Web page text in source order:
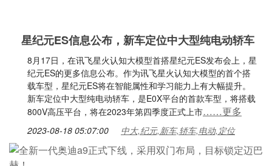
星纪元ES信息公布，新车定位中大型纯电动轿车
8月17日，在讯飞星火认知大模型首搭星纪元ES发布会上，星
纪元ES的更多信息公布。作为讯飞星火认知大模型的首个搭
载车型，星纪元ES将在智能属性和学习能力上有大幅提升。
新车定位中大型纯电动轿车，是E0X平台的首款车型，将搭载
800V高压平台，将在2023年第四季度正式上市……更多
2023-08-18 05:07:00 中大,纪元,新车,轿车,电动,定位